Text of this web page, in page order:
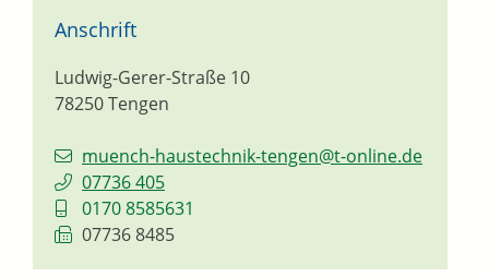
Anschrift
Ludwig-Gerer-Straße 10
78250Tengen
muench-haustechnik-tengen@t-online.de
07736 405
0170 8585631
07736 8485